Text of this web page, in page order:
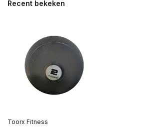
Recent bekeken
Toorx Fitness